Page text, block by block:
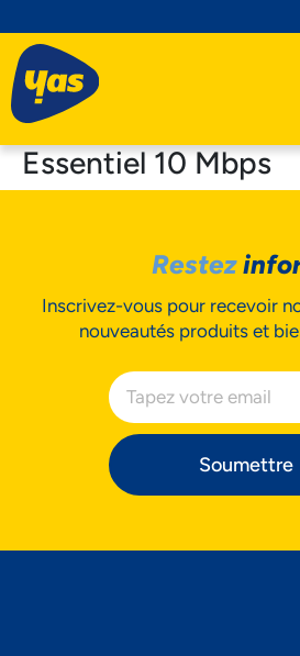
Business
Essentiel 10 Mbps
Restez
Inscrivez-vous pour recevoir
nouveautés produits et
Soumettre